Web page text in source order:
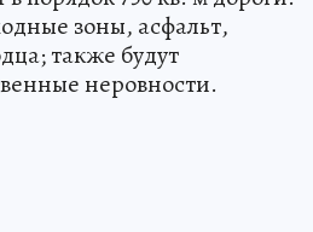
зоны, асфальт,
также будут
неровности.